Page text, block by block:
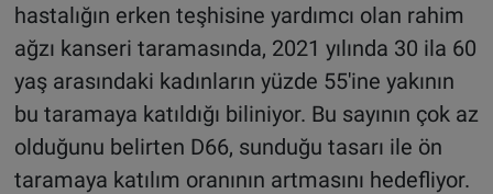
hastalığın erken teşhisine yardımcı olan rahim
ağzı kanseri taramasında, 2021 yılında 30 ila 60
yaş arasındaki kadınların yüzde 55'ine yakının
bu taramaya katıldığı biliniyor. Bu sayının çok az
olduğunu belirten D66, sunduğu tasarı ile ön
taramaya katılım oranının artmasını hedefliyor.